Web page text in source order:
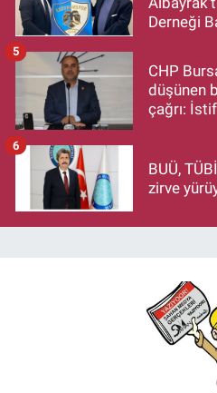
Derneği
CHP
düşünen
çağrı:
5
BUÜ,
zirve
6